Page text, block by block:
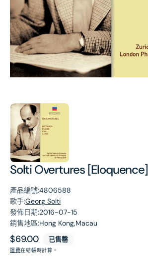
Solti Overtures [Eloquence]
產品編號:4806588
歌手:Georg Solti
發佈日期:2016-07-15
銷售地區:Hong Kong,Macau
原
價
$69.00 已售罄
運費在結帳時計算。
簿
中
開
啟
第
1
張